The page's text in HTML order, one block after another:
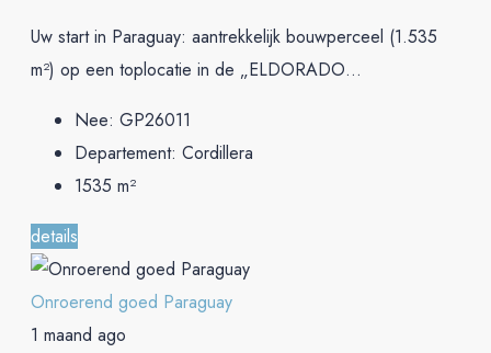
Uw start in Paraguay: aantrekkelijk bouwperceel (1.535
m²) op een toplocatie in de „ELDORADO...
Nee: GP26011
Departement: Cordillera
1535 m²
details
Onroerend goed Paraguay
1 maand ago